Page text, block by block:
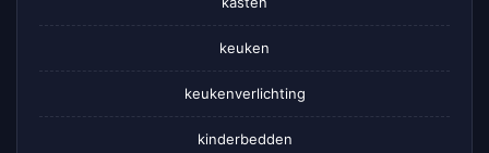
keuken
keukenverlichting
kinderbedden